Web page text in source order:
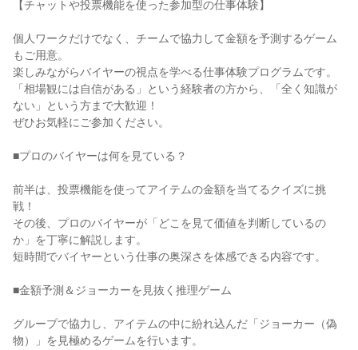
【チャットや投票機能を使った参加型の仕事体験】
個人ワークだけでなく、チームで協力して金額を予測するゲーム
もご用意。
楽しみながらバイヤーの視点を学べる仕事体験プログラムです。
「相場観には自信がある」という経験者の方から、「全く知識が
ない」という方まで大歓迎！
ぜひお気軽にご参加ください。
■プロのバイヤーは何を見ている？
前半は、投票機能を使ってアイテムの金額を当てるクイズに挑
戦！
その後、プロのバイヤーが「どこを見て価値を判断しているの
か」を丁寧に解説します。
短時間でバイヤーという仕事の奥深さを体感できる内容です。
■金額予測＆ジョーカーを見抜く推理ゲーム
グループで協力し、アイテムの中に紛れ込んだ「ジョーカー（偽
物）」を見極めるゲームを行います。